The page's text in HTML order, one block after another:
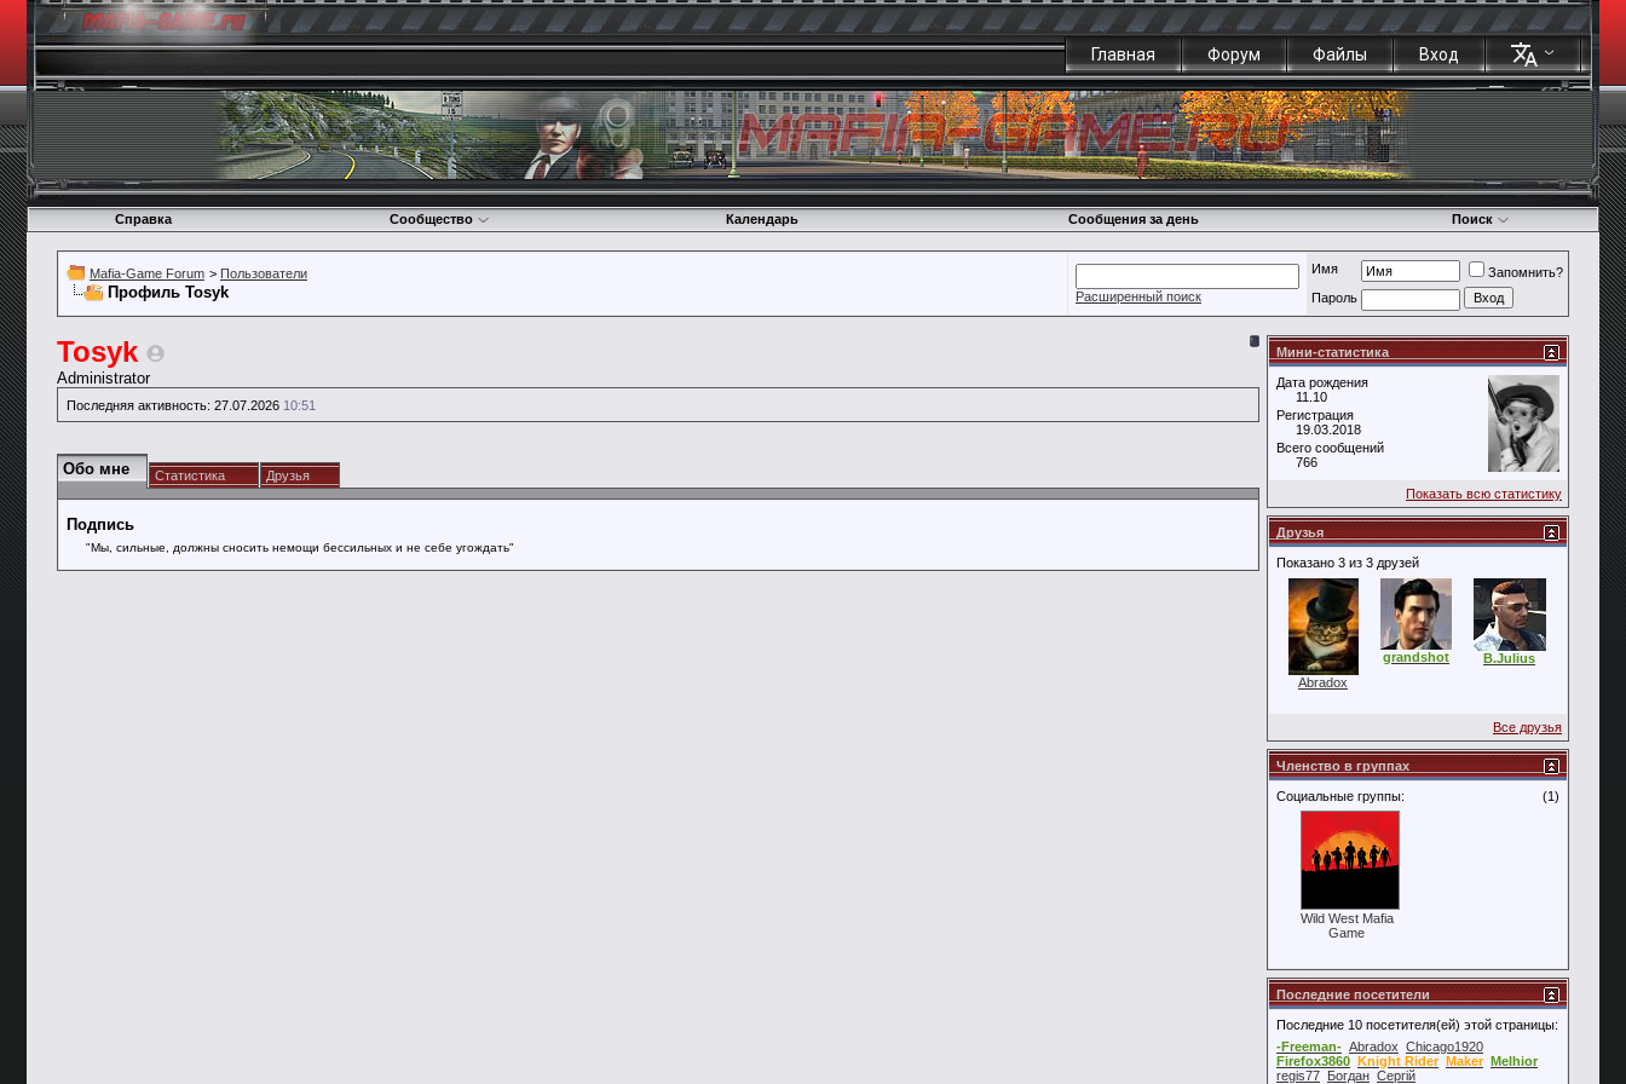
Главная Форум Файлы Вход
Справка Сообщество Календарь Сообщения за день Поиск
Mafia-Game Forum > Пользователи
Профиль Tosyk Расширенный поиск
Имя
Запомнить?
Пароль
Tosyk
Administrator
Последняя активность: 27.07.2026 10:51
Обо мне Статистика Друзья
Подпись
"Мы, сильные, должны сносить немощи бессильных и не себе угождать"
Мини-статистика
Дата рождения
11.10
Регистрация
19.03.2018
Всего сообщений
766
Показать всю статистику
Друзья
Показано 3 из 3 друзей
Abradox
grandshot B.Julius
Все друзья
Членство в группах
(1)
Социальные группы:
Wild West Mafia
Game
Последние посетители
Последние 10 посетителя(ей) этой страницы:
-Freeman- Abradox Chicago1920
Firefox3860 Knight Rider Maker Melhior
regis77 Богдан Сергій